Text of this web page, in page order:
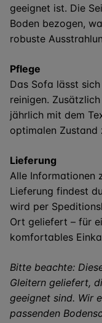
geeignet ist. Die
Boden bezogen,
robuste
Pflege
Das Sofa lässt
reinigen.
jährlich mit dem
optimalen Zustand
Lieferung
Alle Informationen
Lieferung findest
wird per
Ort geliefert – für
komfortables
Bitte beachte:
Gleitern geliefert,
geeignet sind. Wir
passenden